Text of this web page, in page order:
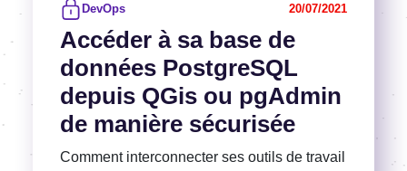
Accéder à sa base de
données PostgreSQL
depuis QGis ou pgAdmin
de manière sécurisée
DevOps 20/07/2021
Comment interconnecter ses outils de travail